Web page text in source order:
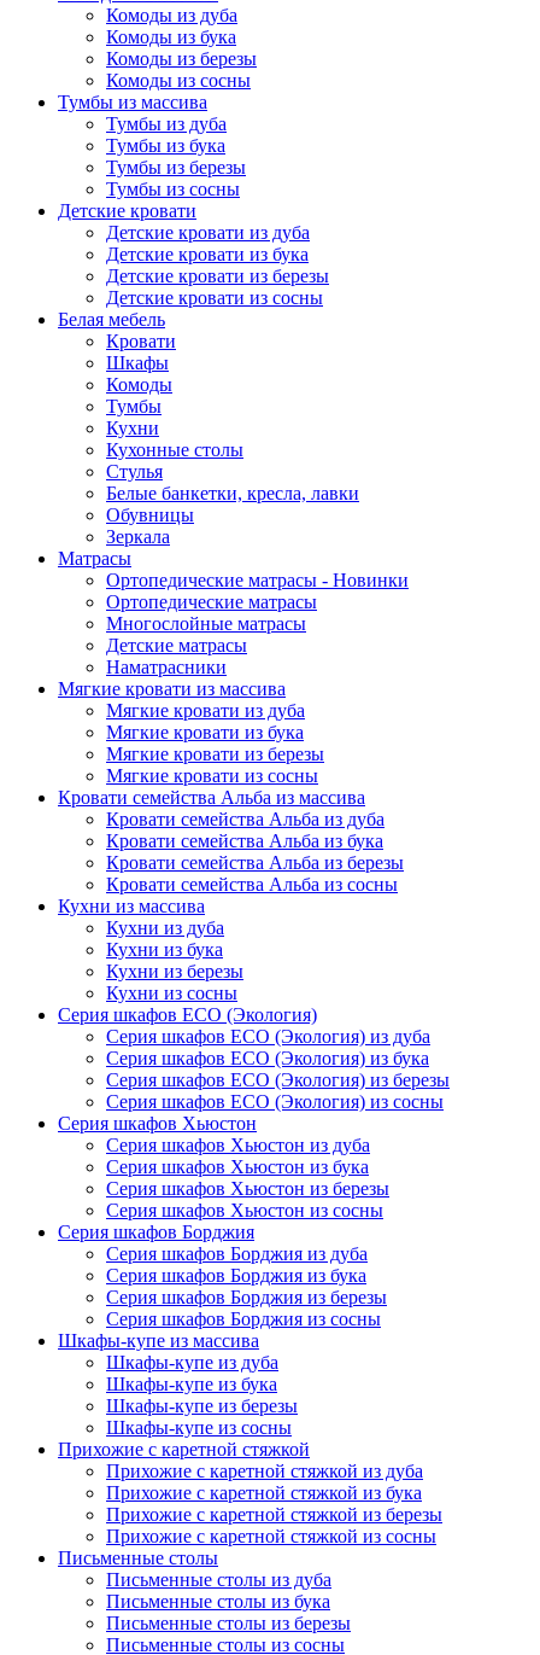
Комоды из дуба
Комоды из бука
Комоды из березы
Комоды из сосны
Тумбы из массива
Тумбы из дуба
Тумбы из бука
Тумбы из березы
Тумбы из сосны
Детские кровати
Детские кровати из дуба
Детские кровати из бука
Детские кровати из березы
Детские кровати из сосны
Белая мебель
Кровати
Шкафы
Комоды
Тумбы
Кухни
Кухонные столы
Стулья
Белые банкетки, кресла, лавки
Обувницы
Зеркала
Матрасы
Ортопедические матрасы - Новинки
Ортопедические матрасы
Многослойные матрасы
Детские матрасы
Наматрасники
Мягкие кровати из массива
Мягкие кровати из дуба
Мягкие кровати из бука
Мягкие кровати из березы
Мягкие кровати из сосны
Кровати семейства Альба из массива
Кровати семейства Альба из дуба
Кровати семейства Альба из бука
Кровати семейства Альба из березы
Кровати семейства Альба из сосны
Кухни из массива
Кухни из дуба
Кухни из бука
Кухни из березы
Кухни из сосны
Серия шкафов ECO (Экология)
Серия шкафов ECO (Экология) из дуба
Серия шкафов ECO (Экология) из бука
Серия шкафов ECO (Экология) из березы
Серия шкафов ECO (Экология) из сосны
Серия шкафов Хьюстон
Серия шкафов Хьюстон из дуба
Серия шкафов Хьюстон из бука
Серия шкафов Хьюстон из березы
Серия шкафов Хьюстон из сосны
Серия шкафов Борджия
Серия шкафов Борджия из дуба
Серия шкафов Борджия из бука
Серия шкафов Борджия из березы
Серия шкафов Борджия из сосны
Шкафы-купе из массива
Шкафы-купе из дуба
Шкафы-купе из бука
Шкафы-купе из березы
Шкафы-купе из сосны
Прихожие с каретной стяжкой
Прихожие с каретной стяжкой из дуба
Прихожие с каретной стяжкой из бука
Прихожие с каретной стяжкой из березы
Прихожие с каретной стяжкой из сосны
Письменные столы
Письменные столы из дуба
Письменные столы из бука
Письменные столы из березы
Письменные столы из сосны